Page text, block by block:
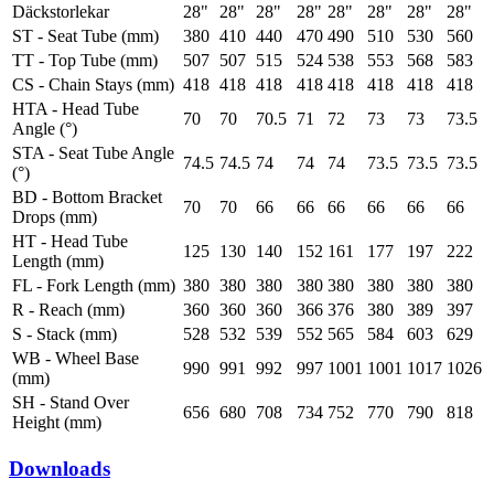
Däckstorlekar
28" 28" 28" 28" 28" 28" 28"
28"
ST - Seat Tube (mm)
380 410 440 470 490 510 530
560
TT - Top Tube (mm)
507 507 515 524 538 553 568
583
CS - Chain Stays (mm) 418 418 418 418 418 418 418
418
HTA - Head Tube
Angle (°)
70 70 70.5 71 72 73 73
73.5
STA - Seat Tube Angle
(°)
74.5 74.5 74 74 74 73.5 73.5 73.5
BD - Bottom Bracket
Drops (mm)
70 70 66 66 66 66 66
66
HT - Head Tube
Length (mm)
125 130 140 152 161 177 197
222
FL - Fork Length (mm) 380 380 380 380 380 380 380
380
R - Reach (mm)
360 360 360 366 376 380 389
397
S - Stack (mm)
528 532 539 552 565 584 603
629
WB - Wheel Base
(mm)
990 991 992 997 1001 1001 1017 1026
SH - Stand Over
Height (mm)
656 680 708 734 752 770 790 818
Downloads